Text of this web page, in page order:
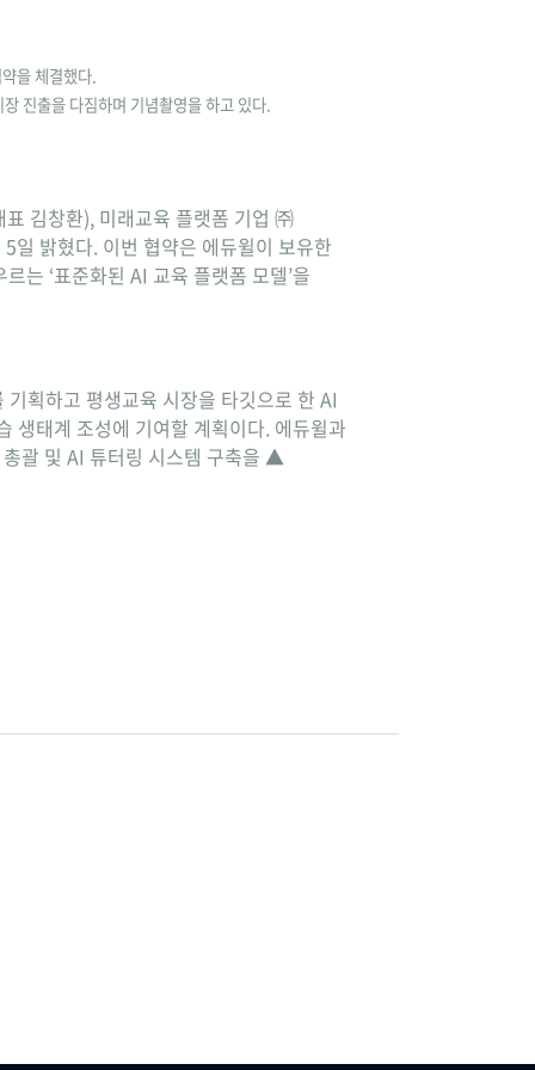
을 체결했다.
진출을 다짐하며 기념촬영을 하고 있다.
김창환), 미래교육 플랫폼 기업 ㈜
일 밝혔다. 이번 협약은 에듀윌이 보유한
는 ‘표준화된 AI 교육 플랫폼 모델’을
획하고 평생교육 시장을 타깃으로 한 AI
생태계 조성에 기여할 계획이다. 에듀윌과
괄 및 AI 튜터링 시스템 구축을 ▲